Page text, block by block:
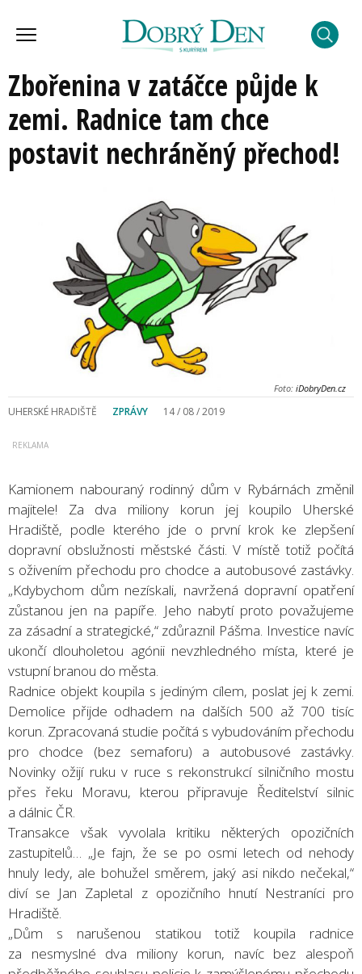
Zbořenina v zatáčce půjde k
zemi. Radnice tam chce
postavit nechráněný přechod!
Foto: iDobryDen.cz
UHERSKÉ HRADIŠTĚ ZPRÁVY 14 / 08 / 2019
Kamionem nabouraný rodinný dům v Rybárnách změnil
majitele! Za dva miliony korun jej koupilo Uherské
Hradiště, podle kterého jde o první krok ke zlepšení
dopravní obslužnosti městské části. V místě totiž počítá
s oživením přechodu pro chodce a autobusové zastávky.
„Kdybychom dům nezískali, navržená dopravní opatření
zůstanou jen na papíře. Jeho nabytí proto považujeme
za zásadní a strategické,“ zdůraznil Pášma. Investice navíc
ukončí dlouholetou agónii nevzhledného místa, které je
vstupní branou do města.
Radnice objekt koupila s jediným cílem, poslat jej k zemi.
Demolice přijde odhadem na dalších 500 až 700 tisíc
korun. Zpracovaná studie počítá s vybudováním přechodu
pro chodce (bez semaforu) a autobusové zastávky.
Novinky ožijí ruku v ruce s rekonstrukcí silničního mostu
přes řeku Moravu, kterou připravuje Ředitelství silnic
a dálnic ČR.
Transakce však vyvolala kritiku některých opozičních
zastupitelů… „Je fajn, že se po osmi letech od nehody
hnuly ledy, ale bohužel směrem, jaký asi nikdo nečekal,“
diví se Jan Zapletal z opozičního hnutí Nestraníci pro
Hradiště.
„Dům s narušenou statikou totiž koupila radnice
za nesmyslné dva miliony korun, navíc bez alespoň